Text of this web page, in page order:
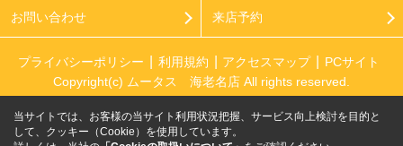
お問い合わせ 来店予約
プライバシーポリシー 利用規約 アクセスマップ
PCサイト
Copyright(c) ムータス 海老名店 All rights reserved.
当サイトでは、お客様の当サイト利用状況把握、サービス向上検討を目的と
して、クッキー（Cookie）を使用しています。